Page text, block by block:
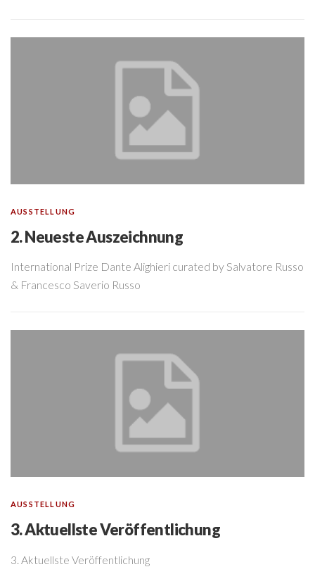
AUSSTELLUNG
2. Neueste Auszeichnung
International Prize Dante Alighieri curated by Salvatore Russo
& Francesco Saverio Russo
AUSSTELLUNG
3. Aktuellste Veröffentlichung
3. Aktuellste Veröffentlichung